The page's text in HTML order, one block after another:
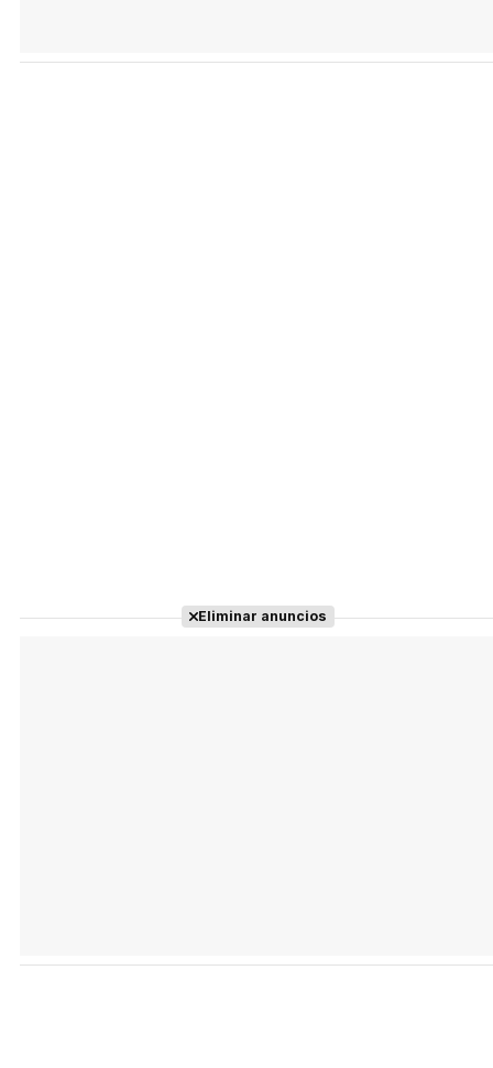
Eliminar anuncios